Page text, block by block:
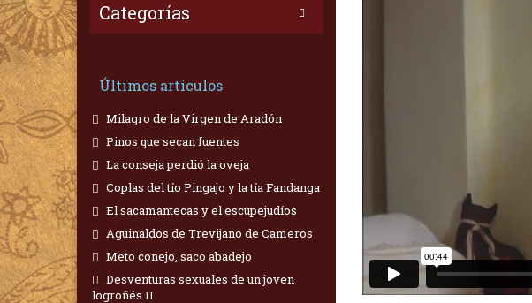
Categorías
Últimos artículos
Milagro de la Virgen de Aradón
Pinos que secan fuentes
La conseja perdió la oveja
Coplas del tío Pingajo y la tía Fandanga
El sacamantecas y el escupejudíos
Aguinaldos de Trevijano de Cameros
Meto conejo, saco abadejo
Desventuras sexuales de un joven
logroñés II